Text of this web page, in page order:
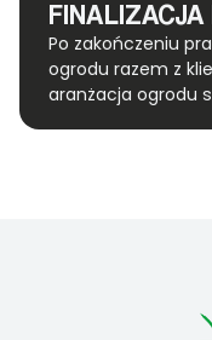
FINALIZACJA
Po zakończeniu
ogrodu razem z
aranżacja ogrodu